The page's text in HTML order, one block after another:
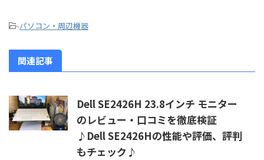
-パソコン・周辺機器
関連記事
Dell SE2426H 23.8インチ モニター
のレビュー・口コミを徹底検証
♪Dell SE2426Hの性能や評価、評判
もチェック♪